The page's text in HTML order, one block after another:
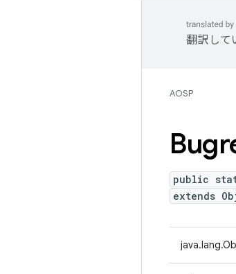
翻訳して
AOSP
public
extends